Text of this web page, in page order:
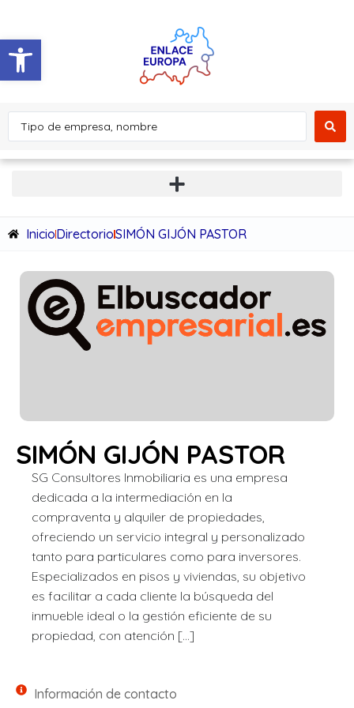
Abrir barra de herramientas
InicioDirectorioSIMÓN GIJÓN PASTOR
SIMÓN GIJÓN PASTOR
SG Consultores Inmobiliaria es una empresa
dedicada a la intermediación en la
compraventa y alquiler de propiedades,
ofreciendo un servicio integral y personalizado
tanto para particulares como para inversores.
Especializados en pisos y viviendas, su objetivo
es facilitar a cada cliente la búsqueda del
inmueble ideal o la gestión eficiente de su
propiedad, con atención […]
Información de contacto